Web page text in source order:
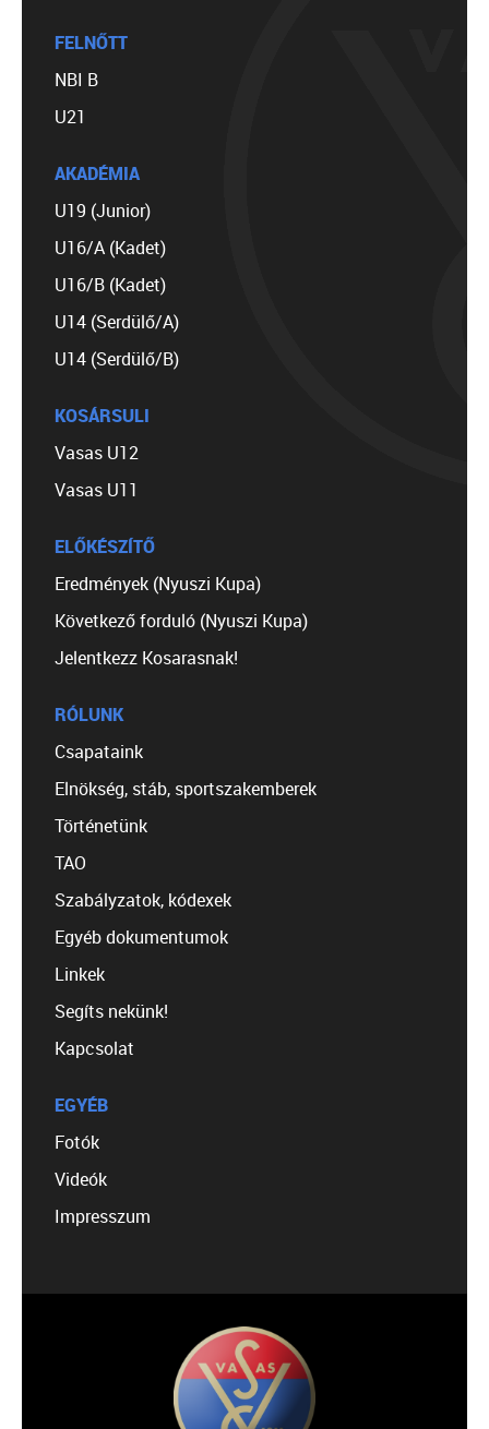
FELNŐTT
NBI B
U21
AKADÉMIA
U19 (Junior)
U16/A (Kadet)
U16/B (Kadet)
U14 (Serdülő/A)
U14 (Serdülő/B)
KOSÁRSULI
Vasas U12
Vasas U11
ELŐKÉSZÍTŐ
Eredmények (Nyuszi Kupa)
Következő forduló (Nyuszi Kupa)
Jelentkezz Kosarasnak!
RÓLUNK
Csapataink
Elnökség, stáb, sportszakemberek
Történetünk
TAO
Szabályzatok, kódexek
Egyéb dokumentumok
Linkek
Segíts nekünk!
Kapcsolat
EGYÉB
Fotók
Videók
Impresszum